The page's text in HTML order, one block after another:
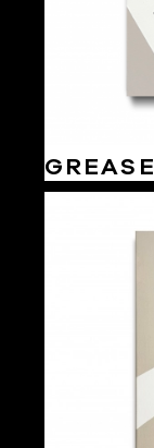
GREASE